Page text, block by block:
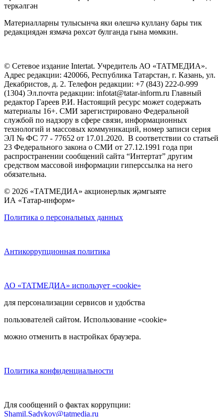
теркәлгән
Материалларны тулысынча яки өлешчә куллану бары тик
редакциядән язмача рөхсәт булганда гына мөмкин.
© Сетевое издание Intertat. Учредитель АО «ТАТМЕДИА».
Адрес редакции: 420066, Республика Татарстан, г. Казань, ул.
Декабристов, д. 2. Телефон редакции: +7 (843) 222-0-999
(1304) Эл.почта редакции: infotat@tatar-inform.ru Главный
редактор Гареев Р.И. Настоящий ресурс может содержать
материалы 16+. СМИ зарегистрировано Федеральной
службой по надзору в сфере связи, информационных
технологий и массовых коммуникаций, номер записи серия
ЭЛ № ФС 77 - 77652 от 17.01.2020. В соответствии со статьей
23 Федерального закона о СМИ от 27.12.1991 года при
распространении сообщений сайта “Интертат” другим
средством массовой информации гиперссылка на него
обязательна.
© 2026 «ТАТМЕДИА» акционерлык җәмгыяте
ИА «Татар-информ»
Политика о персональных данных
Антикоррупционная политика
АО «ТАТМЕДИА» использует «cookie»
для персонализации сервисов и удобства
пользователей сайтом. Использование «cookie»
можно отменить в настройках браузера.
Политика конфиденциальности
Для сообщений о фактах коррупции:
Shamil.Sadykov@tatmedia.ru